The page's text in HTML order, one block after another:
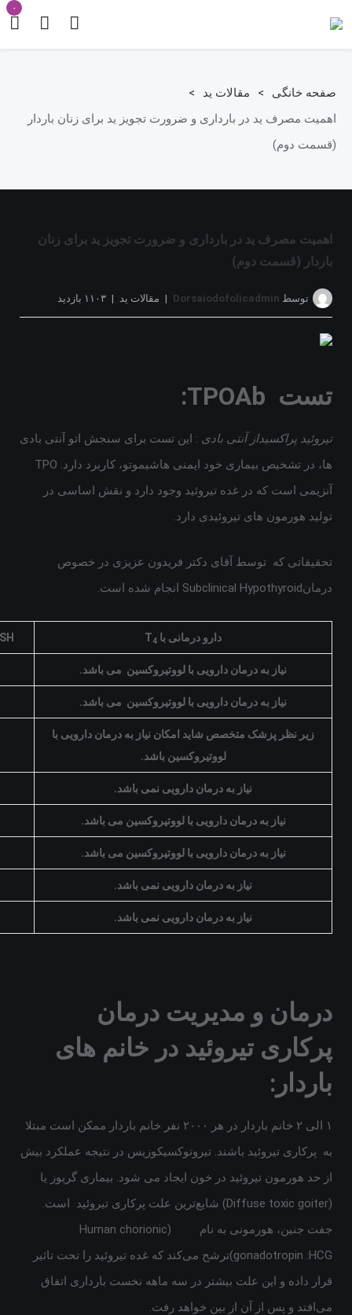
۰
صفحه خانگی > مقالات ید
>
اهمیت مصرف ید در بارداری و ضرورت تجویز ید برای زنان باردار
(قسمت دوم)
اهمیت مصرف ید در بارداری و ضرورت تجویز ید برای زنان
باردار (قسمت دوم)
توسط Dorsaiodofolicadmin مقالات ید
۱۱۰۳ بازدید
بدون دیدگاه
تست TPOAb
:
تیروئید پراکسیداز آنتی بادی : این تست برای سنجش اتو آنتی بادی
ها، در تشخیص بیماری خود ایمنی هاشیموتو، کاربرد دارد. TPO
آنزیمی است که در غده تیروئید وجود دارد و نقش اساسی در
تولید هورمون های تیروئیدی دارد.
تحقیقاتی که توسط آقای دکتر فریدون عزیزی در خصوص
درمانSubclinical Hypothyroid انجام شده است.
دارو درمانی با T4
نیاز به درمان دارویی با لووتیروکسین می باشد.
نیاز به درمان دارویی با لووتیروکسین می باشد.
زیر نظر پزشک متخصص شاید امکان نیاز به درمان دارویی با
لووتیروکسین باشد.
نیاز به درمان دارویی نمی باشد.
نیاز به درمان دارویی با لووتیروکسین می باشد.
نیاز به درمان دارویی با لووتیروکسین می باشد.
نیاز به درمان دارویی نمی باشد.
نیاز به درمان دارویی نمی باشد.
درمان و مدیریت درمان
پرکاری تیروئید در خانم های
باردار:
۱ الی ۲ خانم باردار در هر ۲۰۰۰ نفر خانم باردار ممکن است مبتلا
به پرکاری تیروئید باشند. تیروتوکسیکوزیس در نتیجه عملکرد بیش
از حد هورمون تیروئید در خون ایجاد می شود. بیماری گریوز یا
(Diffuse toxic goiter) شایع‌ترین علت پرکاری تیروئید است.
جفت جنین، هورمونی به نام (Human chorionic
gonadotropin :HCG)ترشح می‌کند که غده تیروئید را تحت تاثیر
قرار داده و این علت بیشتر در سه ماهه نخست بارداری اتفاق
می‌افتد و پس از آن از بین خواهد رفت.